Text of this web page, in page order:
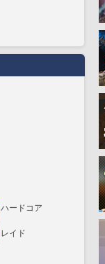
ハードコア
レイド